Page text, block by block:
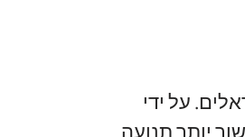
על ידי
יותר תנועה